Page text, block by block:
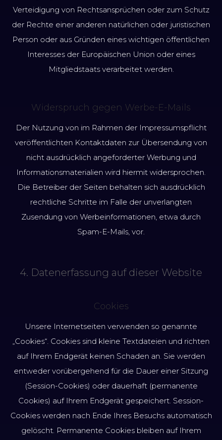
Verteidigung von Rechtsansprüchen oder zum Schutz
der Rechte einer anderen natürlichen oder juristischen
Person oder aus Gründen eines wichtigen öffentlichen
Interesses der Europäischen Union oder eines
Mitgliedstaats verarbeitet werden.
Widerspruch gegen Werbe-E-Mails
Der Nutzung von im Rahmen der Impressumspflicht
veröffentlichten Kontaktdaten zur Übersendung von
nicht ausdrücklich angeforderter Werbung und
Informationsmaterialien wird hiermit widersprochen.
Die Betreiber der Seiten behalten sich ausdrücklich
rechtliche Schritte im Falle der unverlangten
Zusendung von Werbeinformationen, etwa durch
Spam-E-Mails, vor.
4. Datenerfassung auf dieser Website
Cookies
Unsere Internetseiten verwenden so genannte
„Cookies“. Cookies sind kleine Textdateien und richten
auf Ihrem Endgerät keinen Schaden an. Sie werden
entweder vorübergehend für die Dauer einer Sitzung
(Session-Cookies) oder dauerhaft (permanente
Cookies) auf Ihrem Endgerät gespeichert. Session-
Cookies werden nach Ende Ihres Besuchs automatisch
gelöscht. Permanente Cookies bleiben auf Ihrem